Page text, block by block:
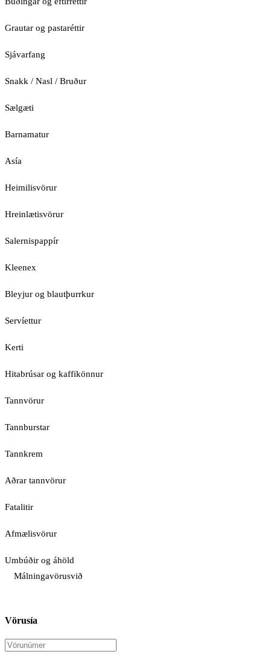
Grautar og pastaréttir
Sjávarfang
Snakk / Nasl / Bruður
Sælgæti
Barnamatur
Asía
Heimilisvörur
Hreinlætisvörur
Salernispappír
Kleenex
Bleyjur og blautþurrkur
Servíettur
Kerti
Hitabrúsar og kaffikönnur
Tannvörur
Tannburstar
Tannkrem
Aðrar tannvörur
Fatalitir
Afmælisvörur
Umbúðir og áhöld
Málningavörusvið
Vörusía